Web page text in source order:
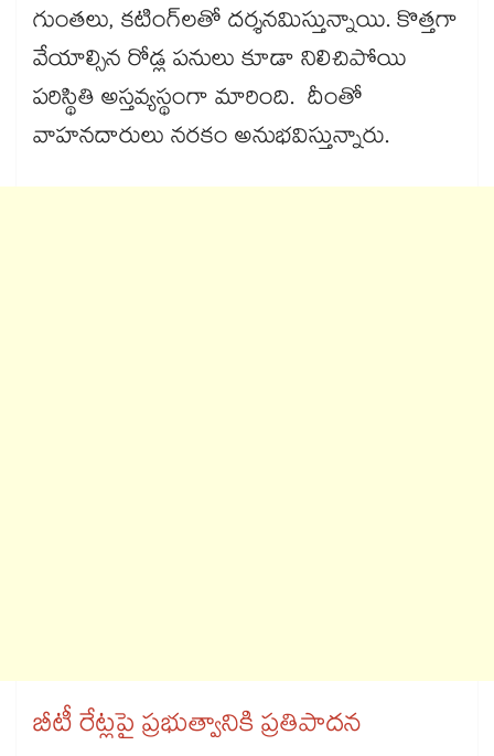
గుంతలు, కటింగ్​లతో దర్శనమిస్తున్నాయి. కొత్తగా
వేయాల్సిన రోడ్ల పనులు కూడా నిలిచిపోయి
పరిస్థితి అస్తవ్యస్థంగా మారింది. దీంతో
వాహనదారులు నరకం అనుభవిస్తున్నారు.
బీటీ రేట్లపై ప్రభుత్వానికి ప్రతిపాదన